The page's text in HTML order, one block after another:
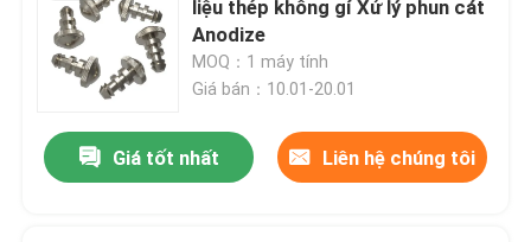
liệu thép không gỉ Xử lý phun cát
Anodize
MOQ：1 máy tính
Giá bán：10.01-20.01
Giá tốt nhất Liên hệ chúng tôi